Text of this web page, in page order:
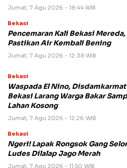
Jumat, 7 Agu 2026 - 18:44 WIB
Bekasi
Pencemaran Kali Bekasi Mereda,
Pastikan Air Kembali Bening
Jumat, 7 Agu 2026 - 12:38 WIB
Bekasi
Waspada El Nino, Disdamkarmat
Bekasi Larang Warga Bakar
Lahan Kosong
Jumat, 7 Agu 2026 - 12:26 WIB
Bekasi
Ngeri! Lapak Rongsok Gang
Ludes Dilalap Jago Merah
Jumat, 7 Agu 2026 - 11:50 WIB